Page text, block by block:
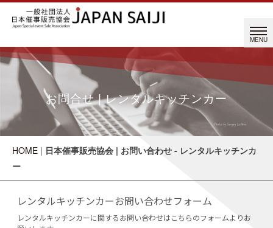
お問合せ | レンタルキッチンカー
HOME | 日本催事販売協会 | お問い合わせ - レンタルキッチンカ
ー